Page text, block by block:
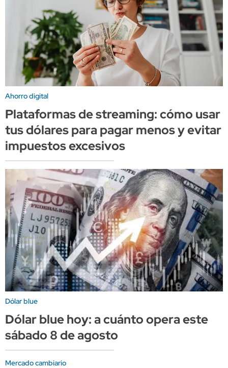
Ahorro digital
Plataformas de streaming: cómo usar
tus dólares para pagar menos y evitar
impuestos excesivos
Dólar blue
Dólar blue hoy: a cuánto opera este
sábado 8 de agosto
Mercado cambiario